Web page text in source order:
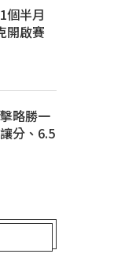
衣、限定入場贈品
2026 年 8 月 5 日
個半月
啟賽
略勝一
分、6.5